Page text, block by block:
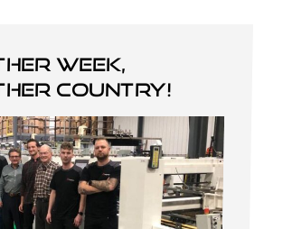
Deutsch
week,
country!